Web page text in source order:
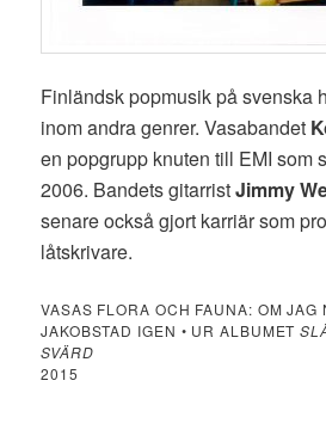
Finländsk popmusik på svenska
inom andra genrer. Vasabandet
en popgrupp knuten till EMI som
2006. Bandets gitarristJimmy
senare också gjort karriär som
låtskrivare.
VASAS FLORA OCH FAUNA: OM JAG
JAKOBSTAD IGEN • UR ALBUMET
SVÄRD
2015